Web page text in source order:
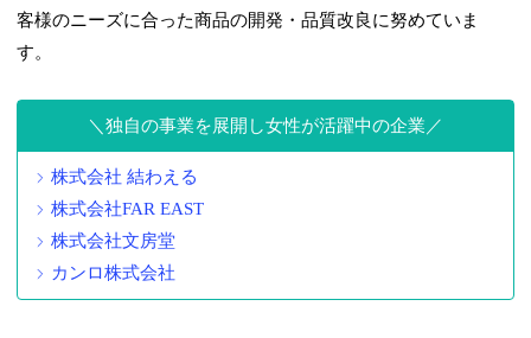
客様のニーズに合った商品の開発・品質改良に努めていま
す。
独自の事業を展開し女性が活躍中の企業
株式会社 結わえる
株式会社FAR EAST
株式会社文房堂
カンロ株式会社